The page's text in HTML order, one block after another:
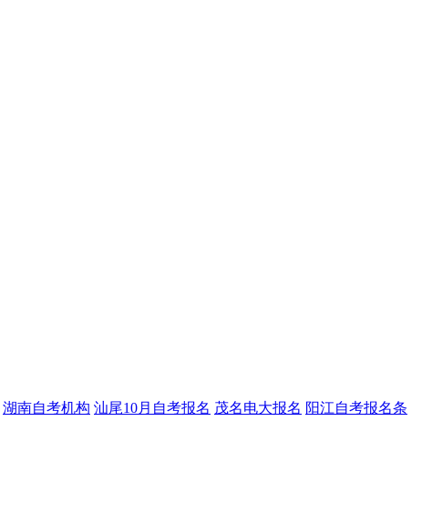
湖南自考机构 汕尾10月自考报名 茂名电大报名 阳江自考报名条